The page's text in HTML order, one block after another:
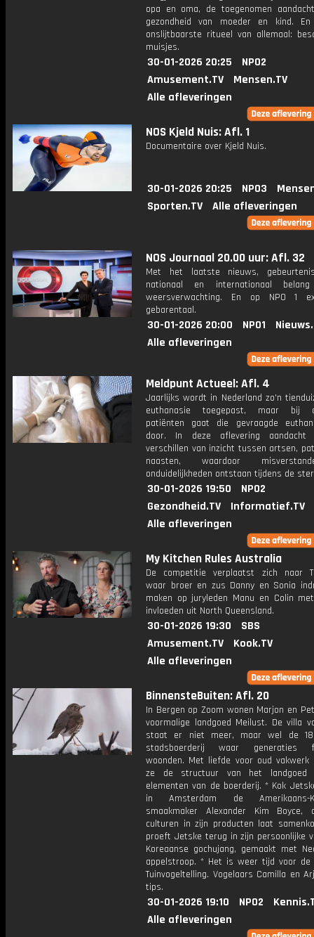
opa en oma, de toegenomen
gezondheid van moeder en kind.
onslijtbaarste ritueel van allemaal:
muisjes.
30-01-2026 20:25
NPO2
Amusement.TV
Mensen.TV
Alle afleveringen
NOS Kjeld Nuis: Afl. 1
Documentaire over Kjeld Nuis.
30-01-2026 20:25 NPO3
Sporten.TV
Alle afleveringen
NOS Journaal 20.00 uur: Afl. 32
Met het laatste nieuws,
nationaal en internationaal
weersverwachting. En op NPO 1
gebarentaal.
30-01-2026 20:00 NPO1
Alle afleveringen
Meldpunt Actueel: Afl. 4
Jaarlijks wordt in Nederland zo'n
euthanasie toegepast, maar bij
patiënten gaat die gevraagde
door. In deze aflevering
verschillen van inzicht tussen artsen,
naasten, waardoor
onduidelijkheden ontstaan tijdens de
30-01-2026 19:50
NPO2
Gezondheid.TV
Informatief.TV
Alle afleveringen
My Kitchen Rules Australia
De competitie verplaatst zich naar
waar broer en zus Danny en Sonia
maken op juryleden Manu en Colin
invloeden uit North Queensland.
30-01-2026 19:30
SBS
Amusement.TV
Kook.TV
Alle afleveringen
BinnensteBuiten: Afl. 20
In Bergen op Zoom wonen Marjon en
voormalige landgoed Meilust. De villa
staat er niet meer, maar wel de
stadsboerderij waar generaties
woonden. Met liefde voor oud vakwerk
ze de structuur van het landgoed
elementen van de boerderij. * Kok
in Amsterdam de Amerikaans-
smaakmaker Alexander Kim Boyce,
culturen in zijn producten laat
proeft Jetske terug in zijn persoonlijke
Koreaanse gochujang, gemaakt met
appelstroop. * Het is weer tijd voor de
Tuinvogeltelling. Vogelaars Camilla en
tips.
30-01-2026 19:10 NPO2
Alle afleveringen